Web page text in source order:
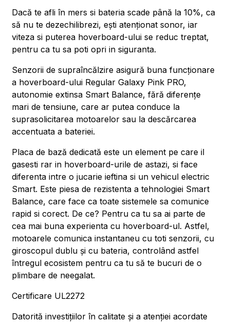
Dacă te afli în mers si bateria scade până la 10%, ca
să nu te dezechilibrezi, ești atenționat sonor, iar
viteza si puterea hoverboard-ului se reduc treptat,
pentru ca tu sa poti opri in siguranta.
Senzorii de supraîncălzire asigură buna funcționare
a hoverboard-ului Regular Galaxy Pink PRO,
autonomie extinsa Smart Balance, fără diferențe
mari de tensiune, care ar putea conduce la
suprasolicitarea motoarelor sau la descărcarea
accentuata a bateriei.
Placa de bază dedicată este un element pe care il
gasesti rar in hoverboard-urile de astazi, si face
diferenta intre o jucarie ieftina si un vehicul electric
Smart. Este piesa de rezistenta a tehnologiei Smart
Balance, care face ca toate sistemele sa comunice
rapid si corect. De ce? Pentru ca tu sa ai parte de
cea mai buna experienta cu hoverboard-ul. Astfel,
motoarele comunica instantaneu cu toti senzorii, cu
giroscopul dublu și cu bateria, controlând astfel
întregul ecosistem pentru ca tu să te bucuri de o
plimbare de neegalat.
Certificare UL2272
Datorită investițiilor în calitate și a atenției acordate